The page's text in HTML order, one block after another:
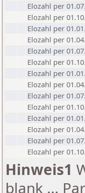
Elozahl per
Elozahl per
Elozahl per
Elozahl per
Elozahl per
Elozahl per
Elozahl per
Elozahl per
Elozahl per
Elozahl per
Elozahl per
Elozahl per
Elozahl per
Elozahl per
Hinweis1
blank ...